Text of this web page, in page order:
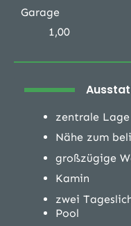
Garage
1,00
zentrale Lage
Nähe zum
großzügige
Kamin
zwei
Pool